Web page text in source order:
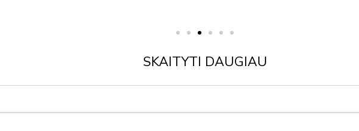
SKAITYTI DAUGIAU